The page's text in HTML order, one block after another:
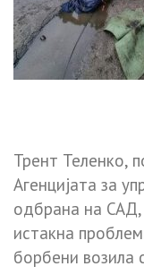
Трент Теленко,
Агенцијата за
одбрана на САД,
истакна
борбени возила